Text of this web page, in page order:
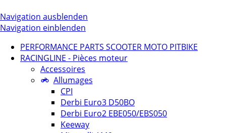
Navigation ausblenden
Navigation einblenden
PERFORMANCE PARTS SCOOTER MOTO PITBIKE
RACINGLINE - Pièces moteur
Accessoires
Allumages
CPI
Derbi Euro3 D50BO
Derbi Euro2 EBE050/EBS050
Keeway